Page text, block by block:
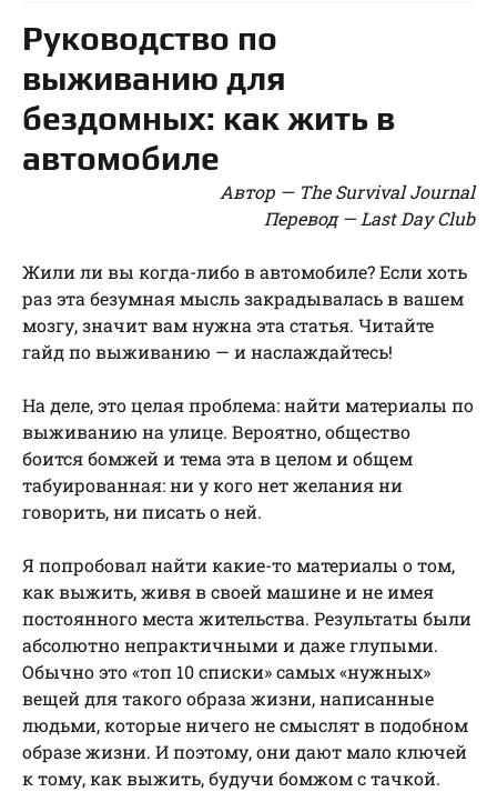
Руководство по
выживанию для
бездомных: как жить в
автомобиле
Автор — The Survival Journal
Перевод — Last Day Club
Жили ли вы когда-либо в автомобиле? Если хоть
раз эта безумная мысль закрадывалась в вашем
мозгу, значит вам нужна эта статья. Читайте
гайд по выживанию — и наслаждайтесь!
На деле, это целая проблема: найти материалы по
выживанию на улице. Вероятно, общество
боится бомжей и тема эта в целом и общем
табуированная: ни у кого нет желания ни
говорить, ни писать о ней.
Я попробовал найти какие-то материалы о том,
как выжить, живя в своей машине и не имея
постоянного места жительства. Результаты были
абсолютно непрактичными и даже глупыми.
Обычно это «топ 10 списки» самых «нужных»
вещей для такого образа жизни, написанные
людьми, которые ничего не смыслят в подобном
образе жизни. И поэтому, они дают мало ключей
к тому, как выжить, будучи бомжом с тачкой.